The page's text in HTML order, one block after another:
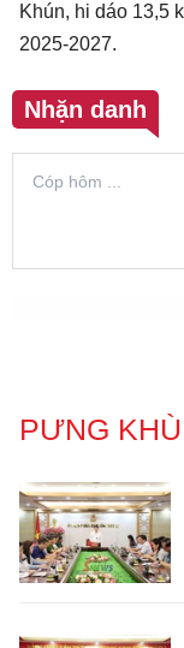
Khún, hi dáo 13,5
2025-2027.
Nhặn danh
PƯNG